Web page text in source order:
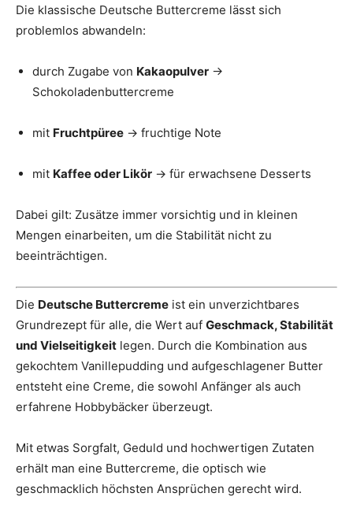
Die klassische Deutsche Buttercreme lässt sich
problemlos abwandeln:
durch Zugabe von Kakaopulver →
Schokoladenbuttercreme
mit Fruchtpüree → fruchtige Note
mit Kaffee oder Likör → für erwachsene Desserts
Dabei gilt: Zusätze immer vorsichtig und in kleinen
Mengen einarbeiten, um die Stabilität nicht zu
beeinträchtigen.
Die Deutsche Buttercreme ist ein unverzichtbares
Grundrezept für alle, die Wert auf Geschmack, Stabilität
und Vielseitigkeit legen. Durch die Kombination aus
gekochtem Vanillepudding und aufgeschlagener Butter
entsteht eine Creme, die sowohl Anfänger als auch
erfahrene Hobbybäcker überzeugt.
Mit etwas Sorgfalt, Geduld und hochwertigen Zutaten
erhält man eine Buttercreme, die optisch wie
geschmacklich höchsten Ansprüchen gerecht wird.